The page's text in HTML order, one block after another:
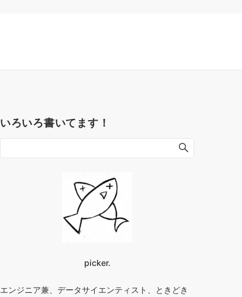
いろいろ書いてます！
picker.
エンジニア兼、データサイエンティスト、ときどき